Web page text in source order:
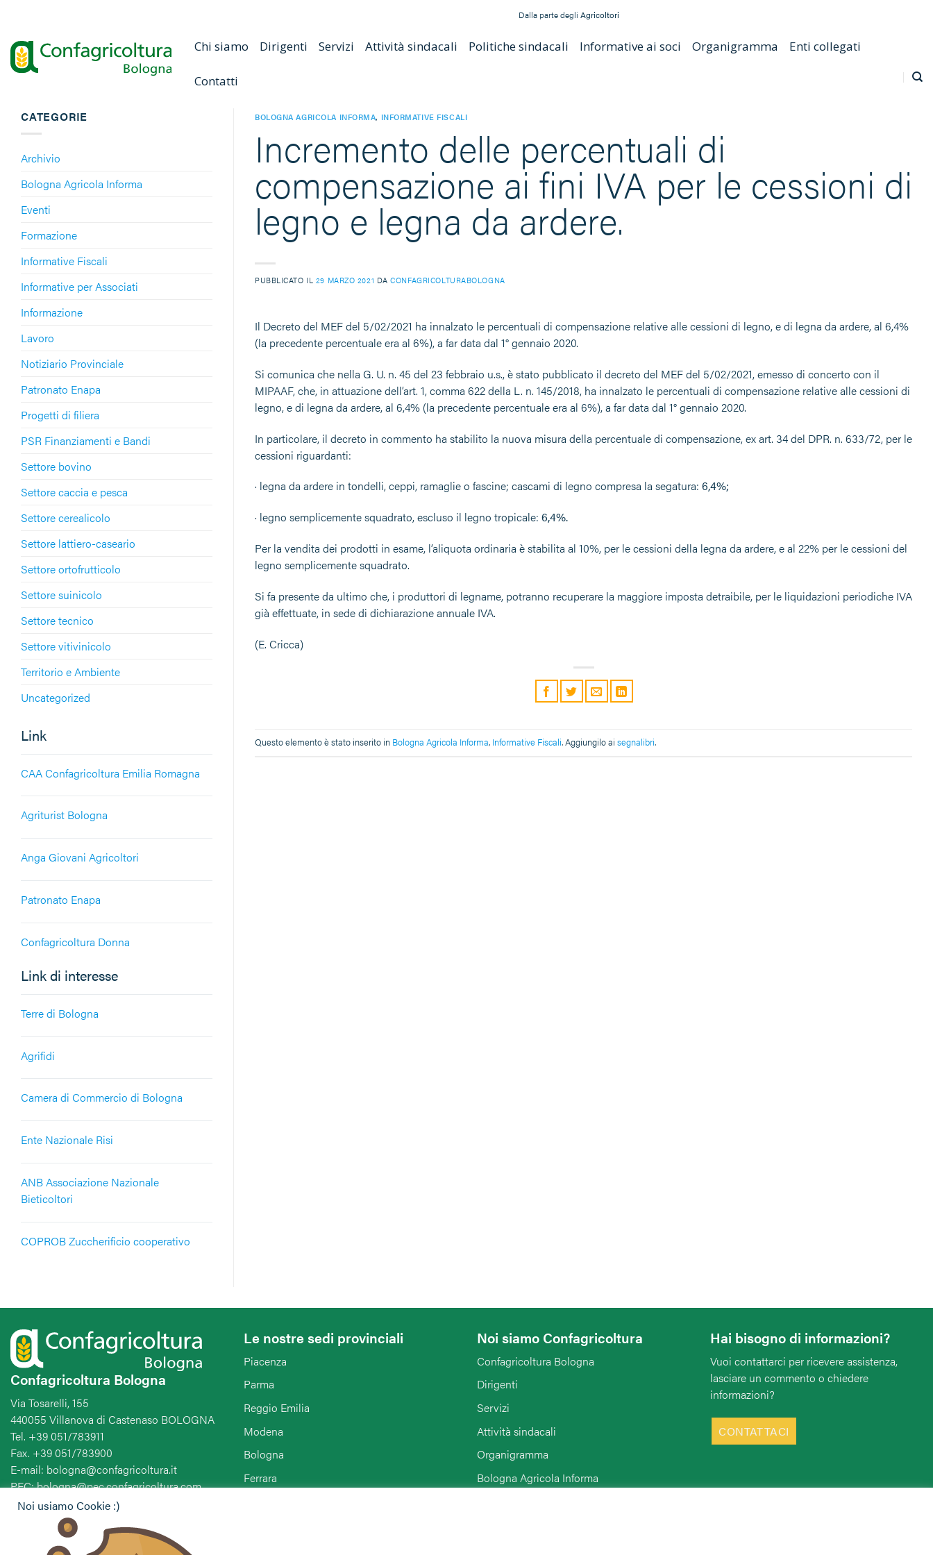
contenuti
Dalla parte degli Agricoltori
Chi siamo Dirigenti Servizi Attività sindacali Politiche sindacali Informative ai soci Organigramma Enti collegati
Contatti
CATEGORIE
Archivio
Bologna Agricola Informa
Eventi
Formazione
Informative Fiscali
Informative per Associati
Informazione
Lavoro
Notiziario Provinciale
Patronato Enapa
Progetti di filiera
PSR Finanziamenti e Bandi
Settore bovino
Settore caccia e pesca
Settore cerealicolo
Settore lattiero-caseario
Settore ortofrutticolo
Settore suinicolo
Settore tecnico
Settore vitivinicolo
Territorio e Ambiente
Uncategorized
Link
CAA Confagricoltura Emilia Romagna
Agriturist Bologna
Anga Giovani Agricoltori
Patronato Enapa
Confagricoltura Donna
Link di interesse
Terre di Bologna
Agrifidi
Camera di Commercio di Bologna
Ente Nazionale Risi
ANB Associazione Nazionale
Bieticoltori
COPROB Zuccherificio cooperativo
BOLOGNA AGRICOLA INFORMA, INFORMATIVE FISCALI
Incremento delle percentuali di
compensazione ai fini IVA per le cessioni di
legno e legna da ardere.
PUBBLICATO IL 29 MARZO 2021 DACONFAGRICOLTURABOLOGNA
Il Decreto del MEF del 5/02/2021 ha innalzato le percentuali di compensazione relative alle cessioni di legno, e di legna da ardere, al 6,4%
(la precedente percentuale era al 6%), a far data dal 1° gennaio 2020.
Si comunica che nella G. U. n. 45 del 23 febbraio u.s., è stato pubblicato il decreto del MEF del 5/02/2021, emesso di concerto con il
MIPAAF, che, in attuazione dell’art. 1, comma 622 della L. n. 145/2018, ha innalzato le percentuali di compensazione relative alle cessioni di
legno, e di legna da ardere, al 6,4% (la precedente percentuale era al 6%), a far data dal 1° gennaio 2020.
In particolare, il decreto in commento ha stabilito la nuova misura della percentuale di compensazione, ex art. 34 del DPR. n. 633/72, per le
cessioni riguardanti:
· legna da ardere in tondelli, ceppi, ramaglie o fascine; cascami di legno compresa la segatura: 6,4%;
· legno semplicemente squadrato, escluso il legno tropicale: 6,4%.
Per la vendita dei prodotti in esame, l’aliquota ordinaria è stabilita al 10%, per le cessioni della legna da ardere, e al 22% per le cessioni del
legno semplicemente squadrato.
Si fa presente da ultimo che, i produttori di legname, potranno recuperare la maggiore imposta detraibile, per le liquidazioni periodiche IVA
già effettuate, in sede di dichiarazione annuale IVA.
(E. Cricca)
Questo elemento è stato inserito in Bologna Agricola Informa, Informative Fiscali. Aggiungilo ai segnalibri.
Confagricoltura Bologna
Via Tosarelli, 155
440055 Villanova di Castenaso BOLOGNA
Tel. +39 051/783911
Fax. +39 051/783900
E-mail: bologna@confagricoltura.it
PEC: bologna@pec.confagricoltura.com
Le nostre sedi provinciali
Piacenza
Parma
Reggio Emilia
Modena
Bologna
Ferrara
Noi siamo Confagricoltura
Confagricoltura Bologna
Dirigenti
Servizi
Attività sindacali
Organigramma
Bologna Agricola Informa
Hai bisogno di informazioni?
Vuoi contattarci per ricevere assistenza,
lasciare un commento o chiedere
informazioni?
CONTATTACI
Noi usiamo Cookie :)